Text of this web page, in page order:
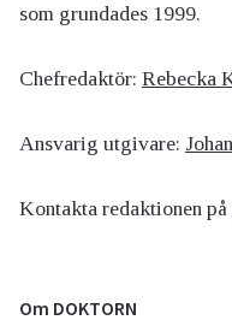
som grundades 1999.
Chefredaktör: Rebecka
Ansvarig utgivare:
Kontakta redaktionen på
Om DOKTORN